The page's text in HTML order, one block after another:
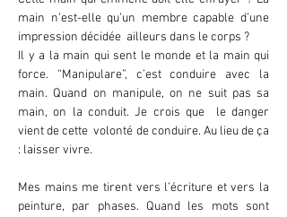
main n’est-elle qu’un membre capable d’une
impression décidée ailleurs dans le corps ?
Il y a la main qui sent le monde et la main qui
force. “Manipulare”, c’est conduire avec la
main. Quand on manipule, on ne suit pas sa
main, on la conduit. Je crois que le danger
vient de cette volonté de conduire. Au lieu de ça
: laisser vivre.
Mes mains me tirent vers l’écriture et vers la
peinture, par phases. Quand les mots sont